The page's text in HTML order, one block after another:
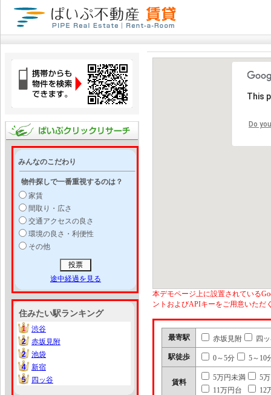
みんなのこだわり
物件探しで一番重視するのは？
家賃
間取り・広さ
交通アクセスの良さ
環境の良さ・利便性
その他
途中経過を見る
住みたい駅ランキング
1
1
渋谷
2
2
赤坂見附
2
2
池袋
4
4
新宿
5
5 四ッ谷
This
Do
本デモページ上に設置されている
ントおよびAPIキーをご用意いただ
最寄駅 赤坂見附 四
駅徒歩 0～5分 5～10
賃料
5万円未満
5
11万円台
12